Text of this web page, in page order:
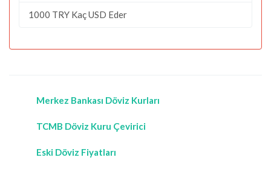
1000 TRY Kaç USD Eder
Merkez Bankası Döviz Kurları
TCMB Döviz Kuru Çevirici
Eski Döviz Fiyatları